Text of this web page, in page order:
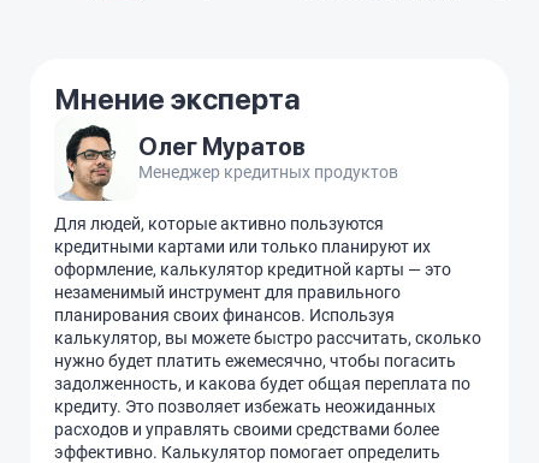
Мнение эксперта
Олег Муратов
Менеджер кредитных продуктов
Для людей, которые активно пользуются
кредитными картами или только планируют их
оформление, калькулятор кредитной карты — это
незаменимый инструмент для правильного
планирования своих финансов. Используя
калькулятор, вы можете быстро рассчитать, сколько
нужно будет платить ежемесячно, чтобы погасить
задолженность, и какова будет общая переплата по
кредиту. Это позволяет избежать неожиданных
расходов и управлять своими средствами более
эффективно. Калькулятор помогает определить